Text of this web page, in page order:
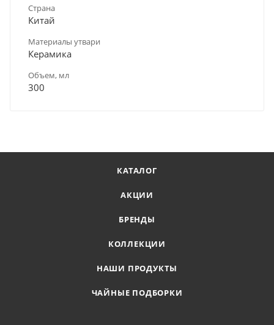
Страна
Китай
Материалы утвари
Керамика
Объем, мл
300
КАТАЛОГ
АКЦИИ
БРЕНДЫ
КОЛЛЕКЦИИ
НАШИ ПРОДУКТЫ
ЧАЙНЫЕ ПОДБОРКИ